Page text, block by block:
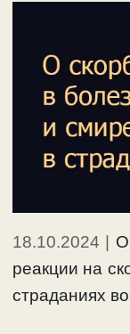
18.10.2024
О
реакции на
страданиях